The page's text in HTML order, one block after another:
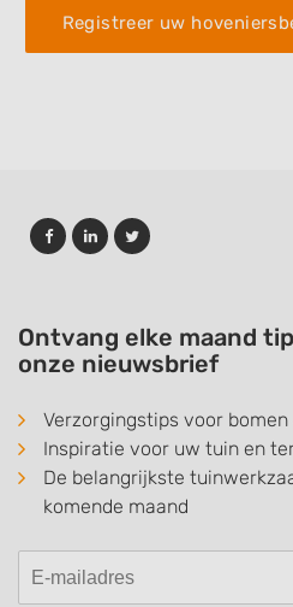
Registreer uw
Ontvang elke maand
onze nieuwsbrief
Verzorgingstips voor
Inspiratie voor uw tuin en
De belangrijkste
komende maand